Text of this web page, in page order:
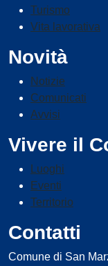
Turismo
Vita lavorativa
Novità
Notizie
Comunicati
Avvisi
Vivere il
Luoghi
Eventi
Territorio
Contatti
Comune di San